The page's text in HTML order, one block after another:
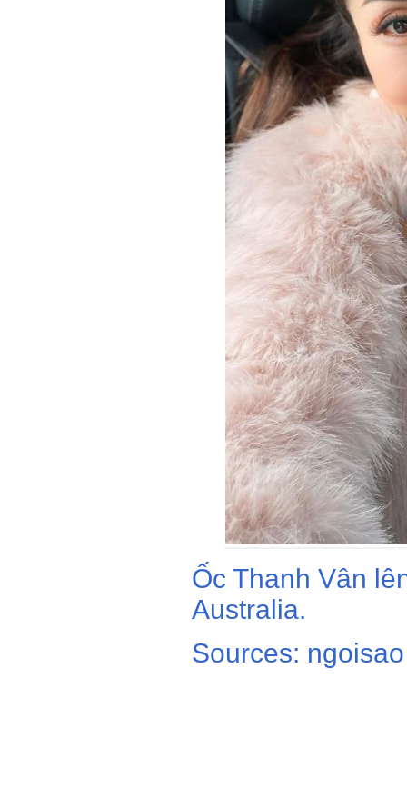
Ốc Thanh Vân
Australia.
Sources: ngoisao